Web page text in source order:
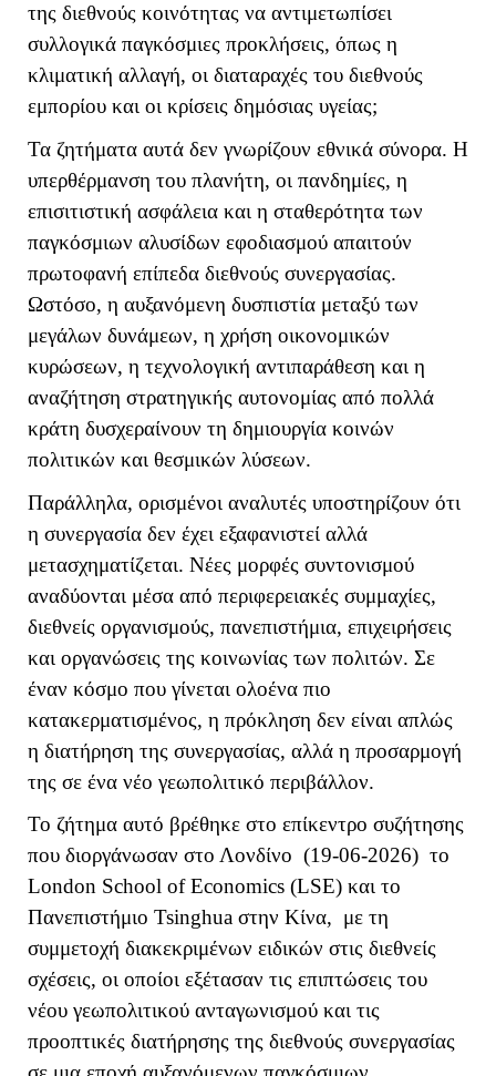
της διεθνούς κοινότητας να αντιμετωπίσει
συλλογικά παγκόσμιες προκλήσεις, όπως η
κλιματική αλλαγή, οι διαταραχές του διεθνούς
εμπορίου και οι κρίσεις δημόσιας υγείας;
Τα ζητήματα αυτά δεν γνωρίζουν εθνικά σύνορα. Η
υπερθέρμανση του πλανήτη, οι πανδημίες, η
επισιτιστική ασφάλεια και η σταθερότητα των
παγκόσμιων αλυσίδων εφοδιασμού απαιτούν
πρωτοφανή επίπεδα διεθνούς συνεργασίας.
Ωστόσο, η αυξανόμενη δυσπιστία μεταξύ των
μεγάλων δυνάμεων, η χρήση οικονομικών
κυρώσεων, η τεχνολογική αντιπαράθεση και η
αναζήτηση στρατηγικής αυτονομίας από πολλά
κράτη δυσχεραίνουν τη δημιουργία κοινών
πολιτικών και θεσμικών λύσεων.
Παράλληλα, ορισμένοι αναλυτές υποστηρίζουν ότι
η συνεργασία δεν έχει εξαφανιστεί αλλά
μετασχηματίζεται. Νέες μορφές συντονισμού
αναδύονται μέσα από περιφερειακές συμμαχίες,
διεθνείς οργανισμούς, πανεπιστήμια, επιχειρήσεις
και οργανώσεις της κοινωνίας των πολιτών. Σε
έναν κόσμο που γίνεται ολοένα πιο
κατακερματισμένος, η πρόκληση δεν είναι απλώς
η διατήρηση της συνεργασίας, αλλά η προσαρμογή
της σε ένα νέο γεωπολιτικό περιβάλλον.
Το ζήτημα αυτό βρέθηκε στο επίκεντρο συζήτησης
που διοργάνωσαν στο Λονδίνο (19-06-2026) το
London School of Economics (LSE) και το
Πανεπιστήμιο Tsinghua στην Κίνα, με τη
συμμετοχή διακεκριμένων ειδικών στις διεθνείς
σχέσεις, οι οποίοι εξέτασαν τις επιπτώσεις του
νέου γεωπολιτικού ανταγωνισμού και τις
προοπτικές διατήρησης της διεθνούς συνεργασίας